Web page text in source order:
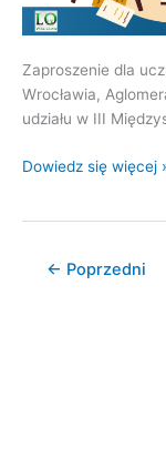
Zaproszenie dla
Wrocławia,
udziału w III
Dowiedz się więcej
← Poprzedni